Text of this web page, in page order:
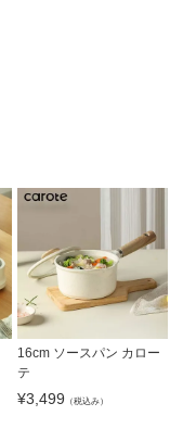
16cm ソースパン カロー
テ
¥3,499 （税込み）